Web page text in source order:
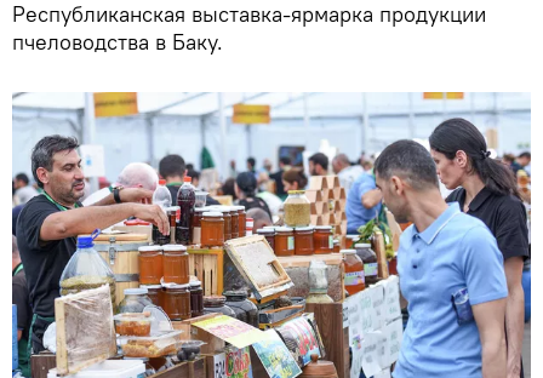
Республиканская выставка-ярмарка продукции
пчеловодства в Баку.